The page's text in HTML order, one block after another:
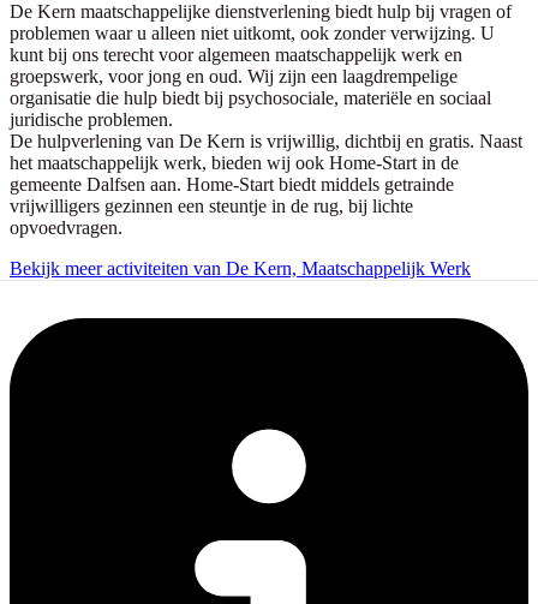
De Kern maatschappelijke dienstverlening biedt hulp bij vragen of
problemen waar u alleen niet uitkomt, ook zonder verwijzing. U
kunt bij ons terecht voor algemeen maatschappelijk werk en
groepswerk, voor jong en oud. Wij zijn een laagdrempelige
organisatie die hulp biedt bij psychosociale, materiële en sociaal
juridische problemen.
De hulpverlening van De Kern is vrijwillig, dichtbij en gratis. Naast
het maatschappelijk werk, bieden wij ook Home-Start in de
gemeente Dalfsen aan. Home-Start biedt middels getrainde
vrijwilligers gezinnen een steuntje in de rug, bij lichte
opvoedvragen.
Bekijk meer activiteiten van De Kern, Maatschappelijk Werk